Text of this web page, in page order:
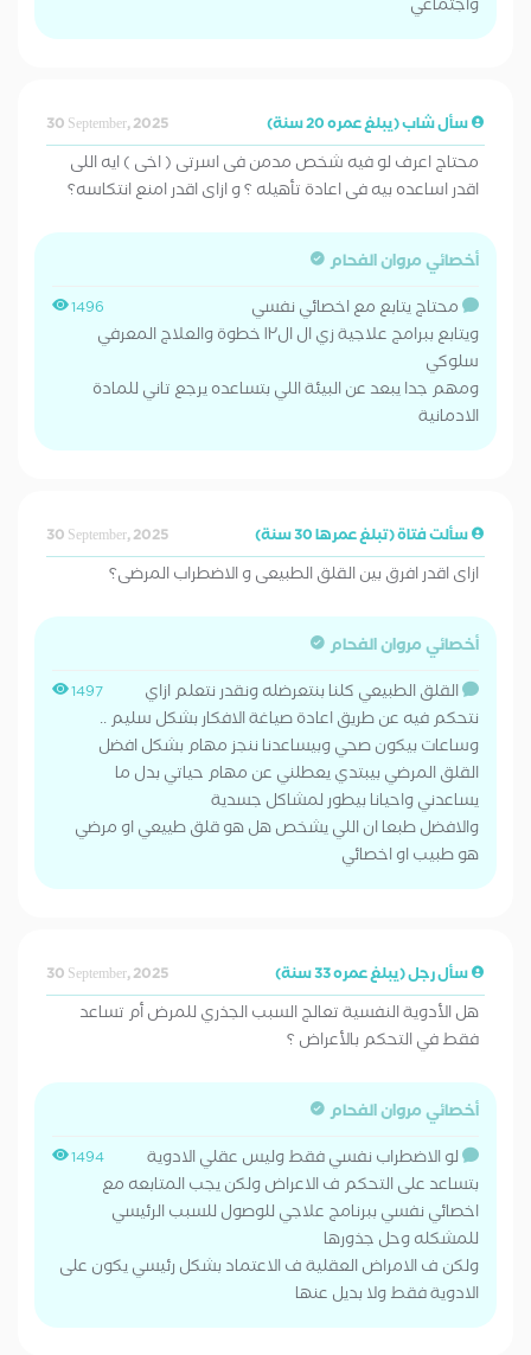
واجتماعي
سأل شاب (يبلغ عمره 20 سنة) 30 September, 2025
محتاج اعرف لو فيه شخص مدمن فى اسرتى ( اخى ) ايه اللى
اقدر اساعده بيه فى اعادة تأهيله ؟ و ازاى اقدر امنع انتكاسه؟
أخصائي مروان الفحام
1496
محتاج يتابع مع اخصائي نفسي
ويتابع ببرامج علاجية زي ال ال١٢ خطوة والعلاج المعرفي
سلوكي
ومهم جدا يبعد عن البيئة اللي بتساعده يرجع تاني للمادة
الادمانية
سألت فتاة (تبلغ عمرها 30 سنة) 30 September, 2025
ازاى اقدر افرق بين القلق الطبيعى و الاضطراب المرضى؟
أخصائي مروان الفحام
1497
القلق الطبيعي كلنا بنتعرضله ونقدر نتعلم ازاي
نتحكم فيه عن طريق اعادة صياغة الافكار بشكل سليم ..
وساعات بيكون صحي وبيساعدنا ننجز مهام بشكل افضل
القلق المرضي بيبتدي يعطلني عن مهام حياتي بدل ما
يساعدني واحيانا بيطور لمشاكل جسدية
والافضل طبعا ان اللي يشخص هل هو قلق طييعي او مرضي
هو طبيب او اخصائي
سأل رجل (يبلغ عمره 33 سنة) 30 September, 2025
هل الأدوية النفسية تعالج السبب الجذري للمرض أم تساعد
فقط في التحكم بالأعراض ؟
أخصائي مروان الفحام
1494
لو الاضطراب نفسي فقط وليس عقلي الادوية
بتساعد على التحكم ف الاعراض ولكن يجب المتابعه مع
اخصائي نفسي ببرنامج علاجي للوصول للسبب الرئيسي
للمشكله وحل جذورها
ولكن ف الامراض العقلية ف الاعتماد بشكل رئيسي يكون على
الادوية فقط ولا بديل عنها